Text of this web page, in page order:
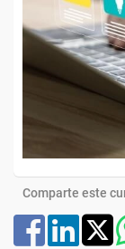
Comparte este